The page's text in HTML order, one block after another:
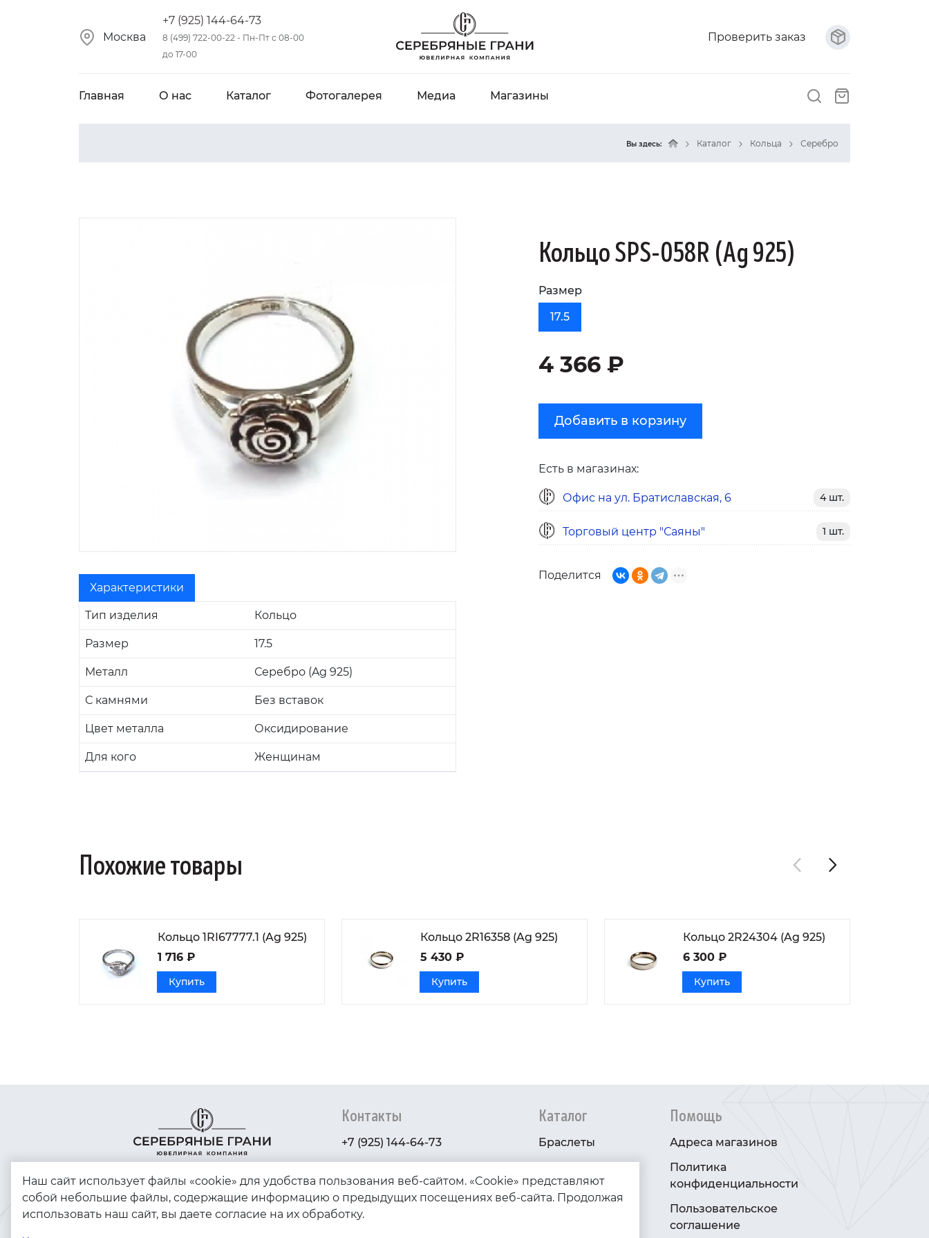
Москва
+7 (925) 144-64-73
8 (499) 722-00-22 - Пн-Пт с 08-00
до 17-00
Проверить заказ
Главная О нас Каталог Фотогалерея Медиа Магазины
Вы здесь: Каталог Кольца Серебро
Характеристики
Тип изделия Кольцо
Размер 17.5
Металл Серебро (Ag 925)
С камнями Без вставок
Цвет металла Оксидирование
Для кого Женщинам
Кольцо SPS-058R (Ag 925)
Размер
17.5
4 366 ₽
Добавить в корзину
Есть в магазинах:
Офис на ул. Братиславская, 6 4 шт.
Торговый центр "Саяны" 1 шт.
Поделится
Похожие товары
Кольцо 1RI67777.1 (Ag 925)
1 716 ₽
Купить
Кольцо 2R16358 (Ag 925)
5 430 ₽
Купить
Кольцо 2R24304 (Ag 925)
6 300 ₽
Купить
Copyright © 2023 - 2026. Серебряные грани,
Контакты
+7 (925) 144-64-73
Каталог
Браслеты
Серебро
Помощь
Адреса магазинов
Политика
конфиденциальности
Пользовательское
соглашение
Наш сайт использует файлы «cookie» для удобства пользования веб-сайтом. «Cookie» представляют
собой небольшие файлы, содержащие информацию о предыдущих посещениях веб-сайта. Продолжая
использовать наш сайт, вы даете согласие на их обработку.